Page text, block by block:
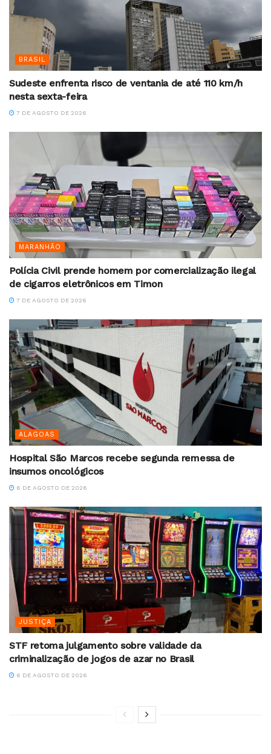
BRASIL
Sudeste enfrenta risco de ventania de até 110 km/h
nesta sexta-feira
7 DE AGOSTO DE 2026
MARANHÃO
Polícia Civil prende homem por comercialização ilegal
de cigarros eletrônicos em Timon
7 DE AGOSTO DE 2026
ALAGOAS
Hospital São Marcos recebe segunda remessa de
insumos oncológicos
6 DE AGOSTO DE 2026
JUSTIÇA
STF retoma julgamento sobre validade da
criminalização de jogos de azar no Brasil
6 DE AGOSTO DE 2026